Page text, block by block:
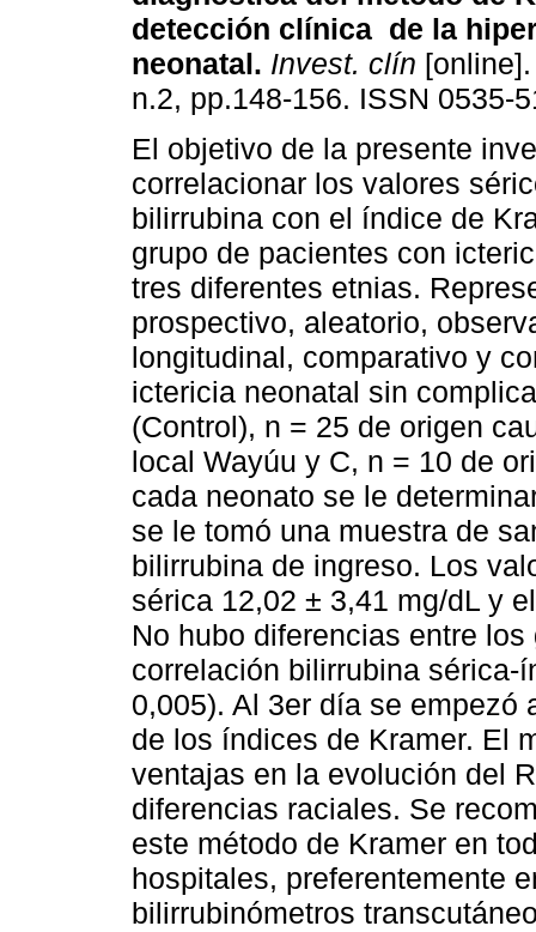
detección clínica de la
neonatal. Invest. clín
n.2, pp.148-156. ISSN 0535-
El objetivo de la presente
correlacionar los valores
bilirrubina con el índice de
grupo de pacientes con
tres diferentes etnias.
prospectivo, aleatorio,
longitudinal, comparativo y
ictericia neonatal sin
(Control), n = 25 de origen
local Wayúu y C, n = 10 de
cada neonato se le
se le tomó una muestra de
bilirrubina de ingreso. Los
sérica 12,02 ± 3,41 mg/dL y
No hubo diferencias entre
correlación bilirrubina sérica-
0,005). Al 3er día se empezó
de los índices de Kramer. El
ventajas en la evolución del
diferencias raciales. Se
este método de Kramer en
hospitales, preferentemente
bilirrubinómetros